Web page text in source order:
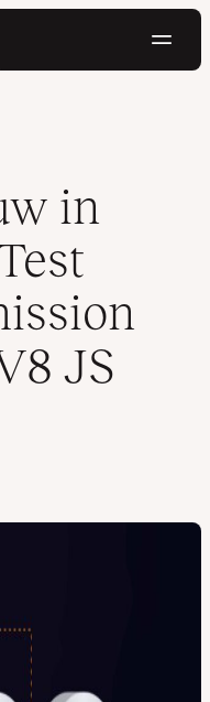
Permission Model,
in
JS